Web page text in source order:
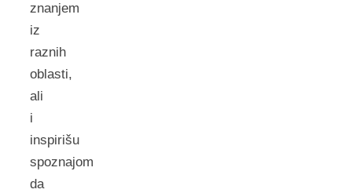
znanjem
iz
raznih
oblasti,
ali
i
inspirišu
spoznajom
da